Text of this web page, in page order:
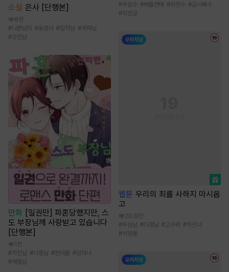
소설 은사 [단행본]
8천
#나쁜남자 #동정녀 #집착남 # 계략남
#오만남
만화 [일권만] 파혼당했지만, 스
도 부장님께 사랑받고 있습니다
[단행본]
1천
#직진남 #다정남 #현대물 #상처녀
# 재벌남
#무심수 #배틀연애 #미인수 #금사빠수
#미인공
웹툰 우리의 죄를 사하지 마시옵
고
20.9만
#무심남 #다정남 #고수위 #직진녀
#서양풍